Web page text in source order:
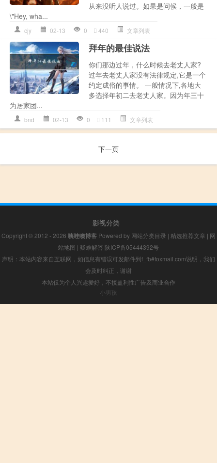
从来没听人说过。如果是问候，一般是
\"Hey, wha...
cjy 02-13 0 440 文章列表
拜年的最佳说法
你们那边过年，什么时候去老丈人家?
过年去老丈人家没有法律规定,它是一个
约定成俗的事情。 一般情况下,各地大
多选择年初二去老丈人家。因为年三十
为居家团...
bnd 02-13 0 111 文章列表
下一页
影视分类
Copyright © 2012 - 2026 咦哇噢博客 Powered by 网站分类目录 | 精选推荐文章 | 网
站地图 | 疑难解答 陕ICP备05444392号
声明：本站内容来自互联网，如信息有错误可发邮件到f_fb#foxmail.com说明，我们
会及时纠正，谢谢
本站仅为个人兴趣爱好，不接盈利性广告及商业合作
小男孩